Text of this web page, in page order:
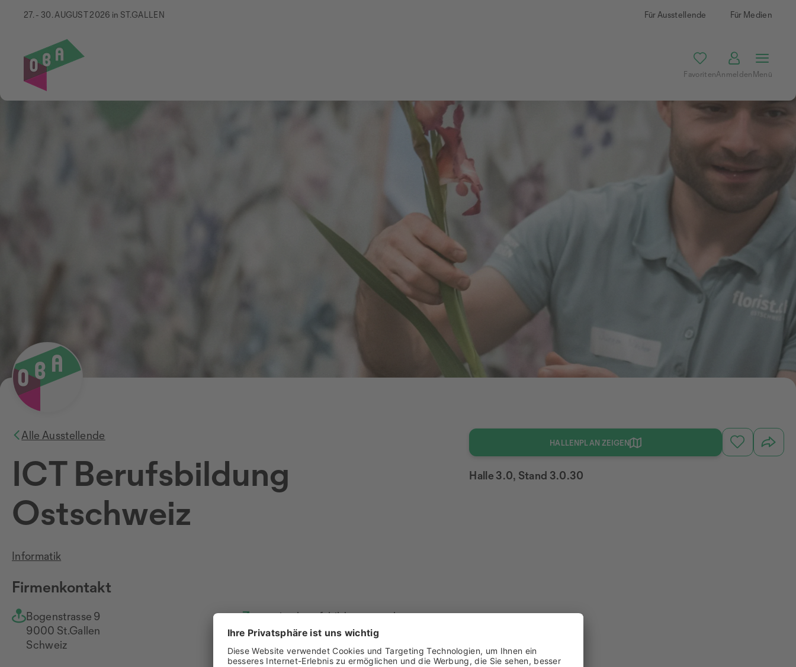
27. - 30. AUGUST 2026 in ST.GALLEN Für Ausstellende Für Medien
FavoritenAnmeldenMenü
Alle Ausstellende
ICT Berufsbildung
Ostschweiz
Informatik
HALLENPLAN ZEIGEN
Halle 3.0, Stand 3.0.30
Firmenkontakt
Bogenstrasse 9
9000 St.Gallen
Schweiz
www.ict-berufsbildung-ost.ch